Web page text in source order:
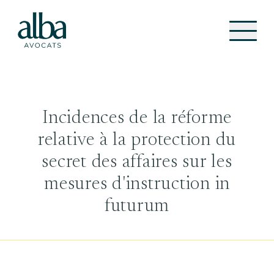
Incidences de la réforme
relative à la protection du
secret des affaires sur les
mesures d'instruction in
futurum